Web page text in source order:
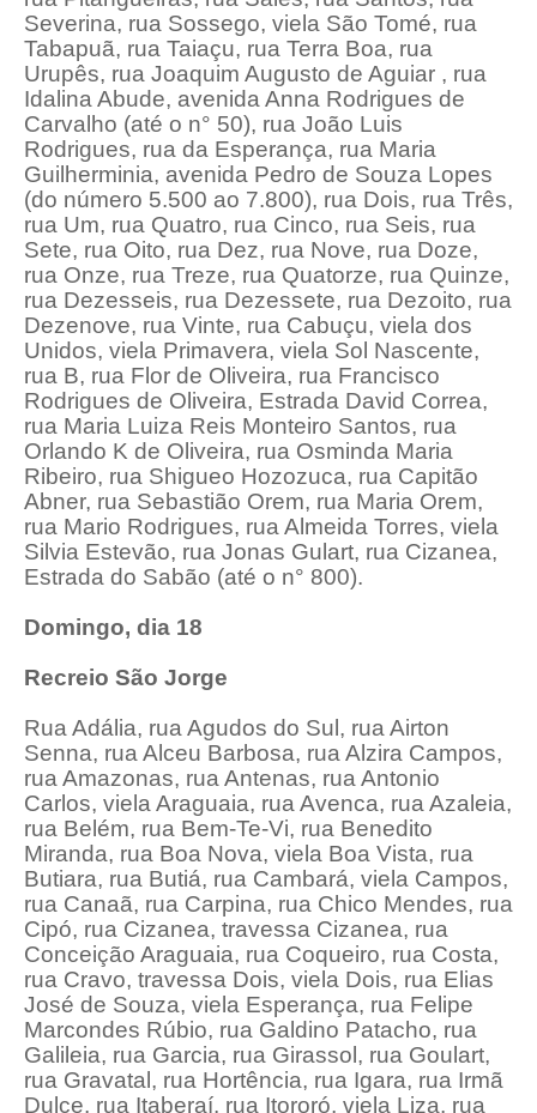
Severina, rua Sossego, viela São Tomé, rua
Tabapuã, rua Taiaçu, rua Terra Boa, rua
Urupês, rua Joaquim Augusto de Aguiar , rua
Idalina Abude, avenida Anna Rodrigues de
Carvalho (até o n° 50), rua João Luis
Rodrigues, rua da Esperança, rua Maria
Guilherminia, avenida Pedro de Souza Lopes
(do número 5.500 ao 7.800), rua Dois, rua Três,
rua Um, rua Quatro, rua Cinco, rua Seis, rua
Sete, rua Oito, rua Dez, rua Nove, rua Doze,
rua Onze, rua Treze, rua Quatorze, rua Quinze,
rua Dezesseis, rua Dezessete, rua Dezoito, rua
Dezenove, rua Vinte, rua Cabuçu, viela dos
Unidos, viela Primavera, viela Sol Nascente,
rua B, rua Flor de Oliveira, rua Francisco
Rodrigues de Oliveira, Estrada David Correa,
rua Maria Luiza Reis Monteiro Santos, rua
Orlando K de Oliveira, rua Osminda Maria
Ribeiro, rua Shigueo Hozozuca, rua Capitão
Abner, rua Sebastião Orem, rua Maria Orem,
rua Mario Rodrigues, rua Almeida Torres, viela
Silvia Estevão, rua Jonas Gulart, rua Cizanea,
Estrada do Sabão (até o n° 800).
Domingo, dia 18
Recreio São Jorge
Rua Adália, rua Agudos do Sul, rua Airton
Senna, rua Alceu Barbosa, rua Alzira Campos,
rua Amazonas, rua Antenas, rua Antonio
Carlos, viela Araguaia, rua Avenca, rua Azaleia,
rua Belém, rua Bem-Te-Vi, rua Benedito
Miranda, rua Boa Nova, viela Boa Vista, rua
Butiara, rua Butiá, rua Cambará, viela Campos,
rua Canaã, rua Carpina, rua Chico Mendes, rua
Cipó, rua Cizanea, travessa Cizanea, rua
Conceição Araguaia, rua Coqueiro, rua Costa,
rua Cravo, travessa Dois, viela Dois, rua Elias
José de Souza, viela Esperança, rua Felipe
Marcondes Rúbio, rua Galdino Patacho, rua
Galileia, rua Garcia, rua Girassol, rua Goulart,
rua Gravatal, rua Hortência, rua Igara, rua Irmã
Dulce, rua Itaberaí, rua Itororó, viela Liza, rua